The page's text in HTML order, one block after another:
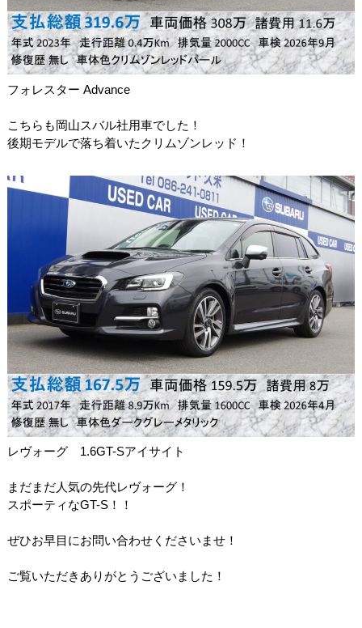
フォレスター Advance
こちらも岡山スバル社用車でした！
後期モデルで落ち着いたクリムゾンレッド！
レヴォーグ 1.6GT-Sアイサイト
まだまだ人気の先代レヴォーグ！
スポーティなGT-S！！
ぜひお早目にお問い合わせくださいませ！
ご覧いただきありがとうございました！